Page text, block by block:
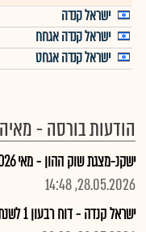
ישראל קנדה
ישראל קנדה אגחח
ישראל קנדה אגחט
הודעות בורסה - מאיה
ישקנ-מצגת שוק ההון - מאי 2026
28.05.2026, 14:48
ישראל קנדה - דוח רבעון 1 לשנת 2026